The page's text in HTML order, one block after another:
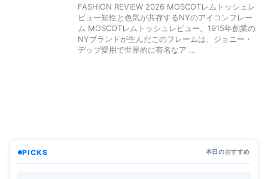
FASHION REVIEW 2026 MOSCOTレムトッシュレ
ビュー知性と色気が共存するNYのアイコンフレー
ム MOSCOTレムトッシュレビュー。1915年創業の
NYブランドが生んだこのフレームは、ジョニー・
デップ愛用で世界的に有名なア …
PICKS 本日のおすすめ